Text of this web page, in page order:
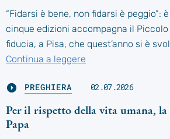
“Fidarsi è bene, non fidarsi è peggio”:
cinque edizioni accompagna il
fiducia, a Pisa, che quest’anno si è
Continua a leggere
PREGHIERA 02.07.2026
Per il rispetto della vita umana,
Papa